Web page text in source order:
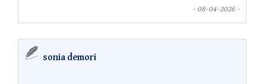
- 08-04-2026 -
sonia demori